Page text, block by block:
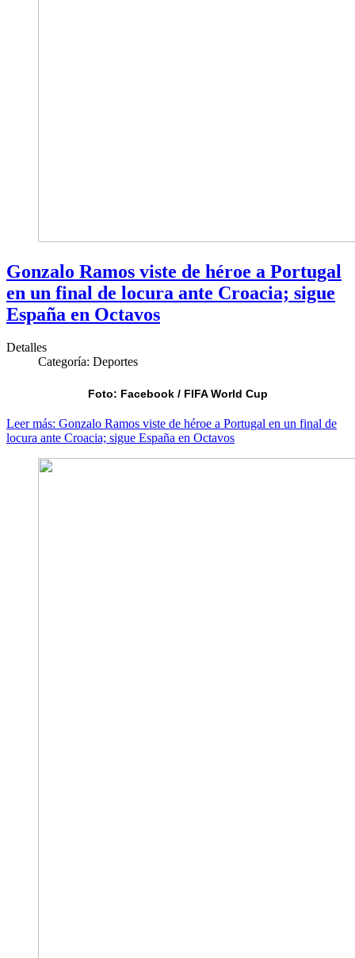
Gonzalo Ramos viste de héroe a Portugal
en un final de locura ante Croacia; sigue
España en Octavos
Detalles
Categoría: Deportes
Foto: Facebook / FIFA World Cup
Leer más: Gonzalo Ramos viste de héroe a Portugal en un final de
locura ante Croacia; sigue España en Octavos